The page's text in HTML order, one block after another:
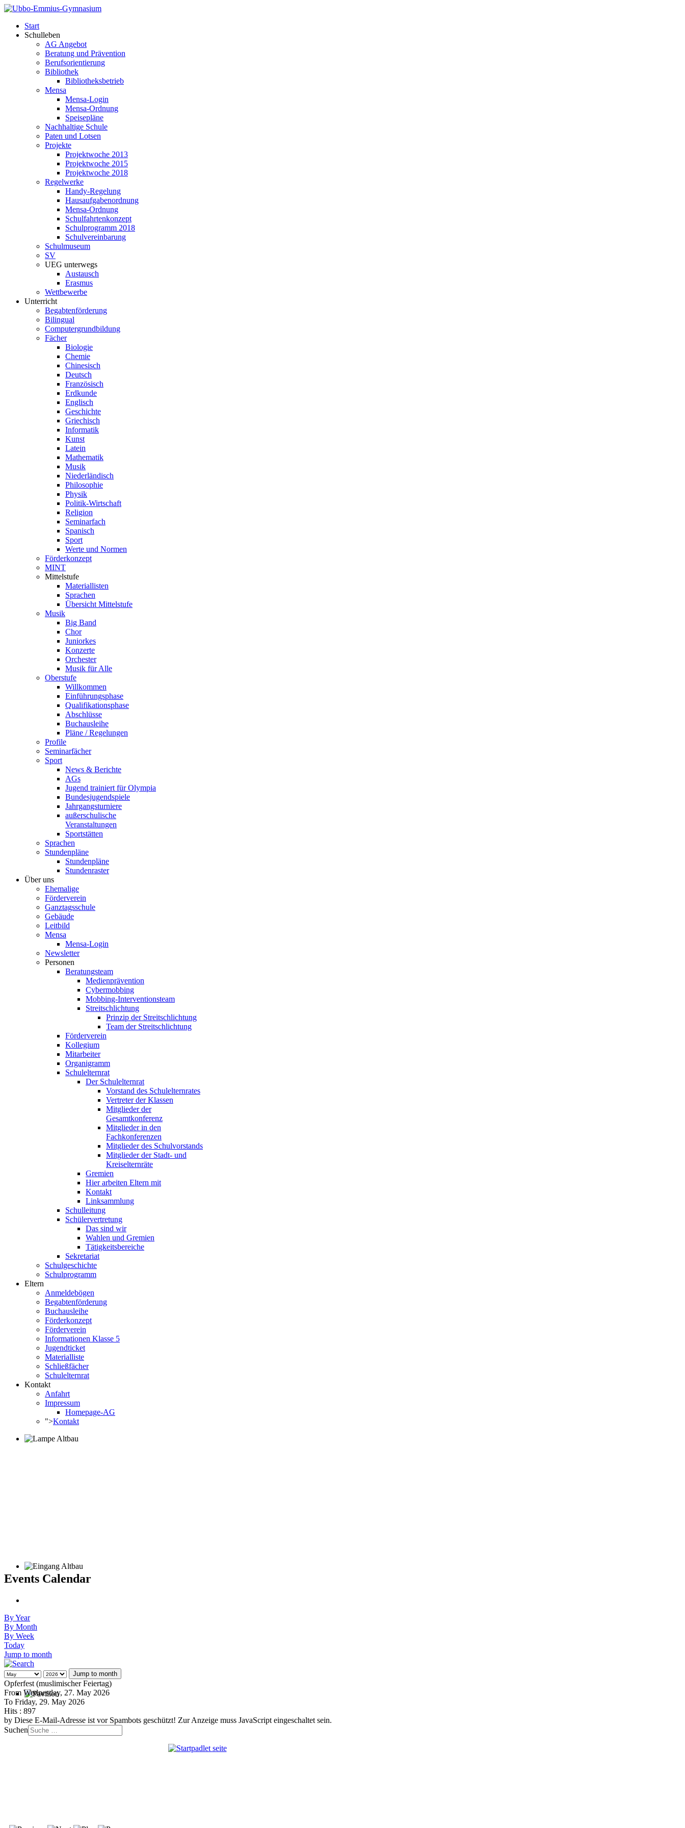
Start
Schulleben
AG Angebot
Beratung und Prävention
Berufsorientierung
Bibliothek
Bibliotheksbetrieb
Mensa
Mensa-Login
Mensa-Ordnung
Speisepläne
Nachhaltige Schule
Paten und Lotsen
Projekte
Projektwoche 2013
Projektwoche 2015
Projektwoche 2018
Regelwerke
Handy-Regelung
Hausaufgabenordnung
Mensa-Ordnung
Schulfahrtenkonzept
Schulprogramm 2018
Schulvereinbarung
Schulmuseum
SV
UEG unterwegs
Austausch
Erasmus
Wettbewerbe
Unterricht
Begabtenförderung
Bilingual
Computergrundbildung
Fächer
Biologie
Chemie
Chinesisch
Deutsch
Französisch
Erdkunde
Englisch
Geschichte
Griechisch
Informatik
Kunst
Latein
Mathematik
Musik
Niederländisch
Philosophie
Physik
Politik-Wirtschaft
Religion
Seminarfach
Spanisch
Sport
Werte und Normen
Förderkonzept
MINT
Mittelstufe
Materiallisten
Sprachen
Übersicht Mittelstufe
Musik
Big Band
Chor
Juniorkes
Konzerte
Orchester
Musik für Alle
Oberstufe
Willkommen
Einführungsphase
Qualifikationsphase
Abschlüsse
Buchausleihe
Pläne / Regelungen
Profile
Seminarfächer
Sport
News & Berichte
AGs
Jugend trainiert für Olympia
Bundesjugendspiele
Jahrgangsturniere
außerschulische
Veranstaltungen
Sportstätten
Sprachen
Stundenpläne
Stundenpläne
Stundenraster
Über uns
Ehemalige
Förderverein
Ganztagsschule
Gebäude
Leitbild
Mensa
Mensa-Login
Newsletter
Personen
Beratungsteam
Medienprävention
Cybermobbing
Mobbing-Interventionsteam
Streitschlichtung
Prinzip der Streitschlichtung
Team der Streitschlichtung
Förderverein
Kollegium
Mitarbeiter
Organigramm
Schulelternrat
Der Schulelternrat
Vorstand des Schulelternrates
Vertreter der Klassen
Mitglieder der
Gesamtkonferenz
Mitglieder in den
Fachkonferenzen
Mitglieder des Schulvorstands
Mitglieder der Stadt- und
Kreiselternräte
Gremien
Hier arbeiten Eltern mit
Kontakt
Linksammlung
Schulleitung
Schülervertretung
Das sind wir
Wahlen und Gremien
Tätigkeitsbereiche
Sekretariat
Schulgeschichte
Schulprogramm
Eltern
Anmeldebögen
Begabtenförderung
Buchausleihe
Förderkonzept
Förderverein
Informationen Klasse 5
Jugendticket
Materialliste
Schließfächer
Schulelternrat
Kontakt
Anfahrt
Impressum
Homepage-AG
">Kontakt
Events Calendar
By Year
By Month
By Week
Today
Jump to month
Jump to month
Opferfest (muslimischer Feiertag)
From Wednesday, 27. May 2026
To Friday, 29. May 2026
Hits : 897
by Diese E-Mail-Adresse ist vor Spambots geschützt! Zur Anzeige muss JavaScript eingeschaltet sein.
Suchen